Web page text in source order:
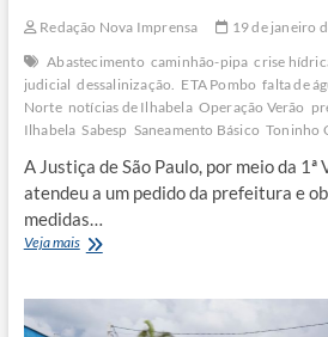
Redação Nova Imprensa
19 de janeiro
Abastecimento caminhão-pipa crise
judicial dessalinização. ETA Pombo falta de
Norte notícias de Ilhabela Operação Verão
Ilhabela Sabesp Saneamento Básico Toninho
A Justiça de São Paulo, por meio da 1ª
atendeu a um pedido da prefeitura e
medidas…
Veja maisJustiça
regularize